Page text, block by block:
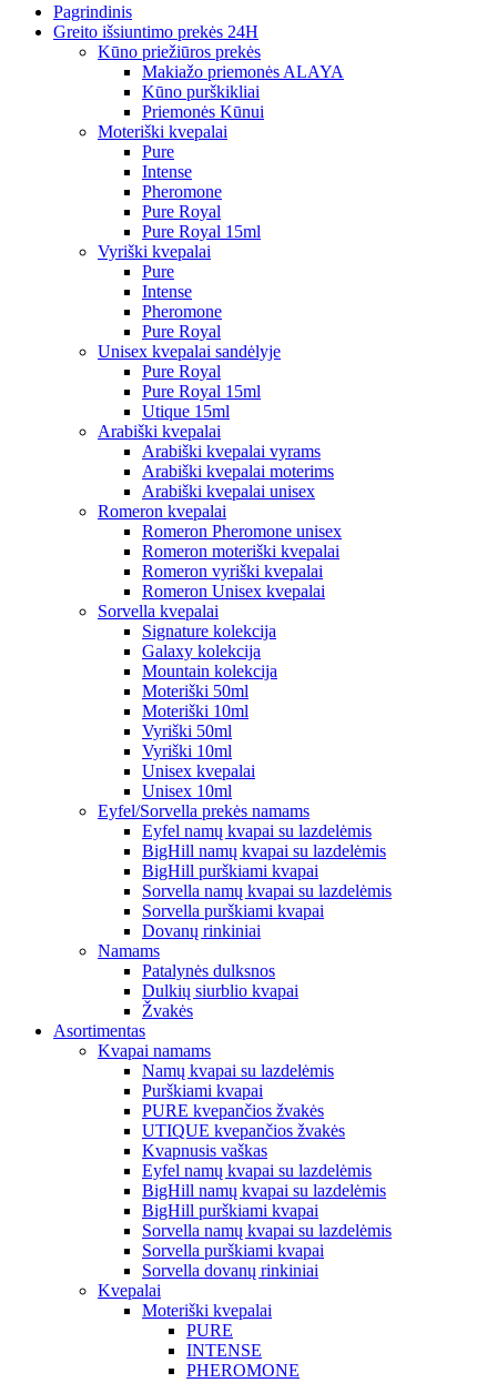
Pagrindinis
Greito išsiuntimo prekės 24H
Kūno priežiūros prekės
Makiažo priemonės ALAYA
Kūno purškikliai
Priemonės Kūnui
Moteriški kvepalai
Pure
Intense
Pheromone
Pure Royal
Pure Royal 15ml
Vyriški kvepalai
Pure
Intense
Pheromone
Pure Royal
Unisex kvepalai sandėlyje
Pure Royal
Pure Royal 15ml
Utique 15ml
Arabiški kvepalai
Arabiški kvepalai vyrams
Arabiški kvepalai moterims
Arabiški kvepalai unisex
Romeron kvepalai
Romeron Pheromone unisex
Romeron moteriški kvepalai
Romeron vyriški kvepalai
Romeron Unisex kvepalai
Sorvella kvepalai
Signature kolekcija
Galaxy kolekcija
Mountain kolekcija
Moteriški 50ml
Moteriški 10ml
Vyriški 50ml
Vyriški 10ml
Unisex kvepalai
Unisex 10ml
Eyfel/Sorvella prekės namams
Eyfel namų kvapai su lazdelėmis
BigHill namų kvapai su lazdelėmis
BigHill purškiami kvapai
Sorvella namų kvapai su lazdelėmis
Sorvella purškiami kvapai
Dovanų rinkiniai
Namams
Patalynės dulksnos
Dulkių siurblio kvapai
Žvakės
Asortimentas
Kvapai namams
Namų kvapai su lazdelėmis
Purškiami kvapai
PURE kvepančios žvakės
UTIQUE kvepančios žvakės
Kvapnusis vaškas
Eyfel namų kvapai su lazdelėmis
BigHill namų kvapai su lazdelėmis
BigHill purškiami kvapai
Sorvella namų kvapai su lazdelėmis
Sorvella purškiami kvapai
Sorvella dovanų rinkiniai
Kvepalai
Moteriški kvepalai
PURE
INTENSE
PHEROMONE